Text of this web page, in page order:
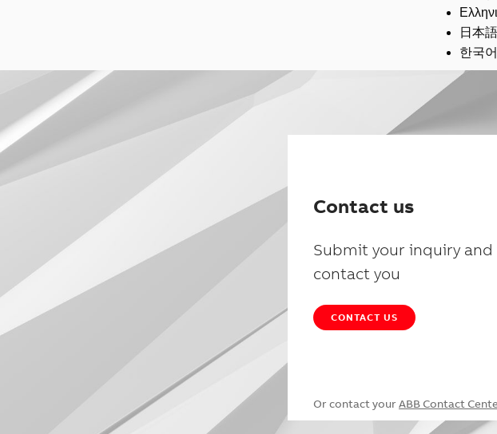
日本語
한국어
Contact us
Submit your inquiry and
contact you
CONTACT US
Or contact your ABB Contact